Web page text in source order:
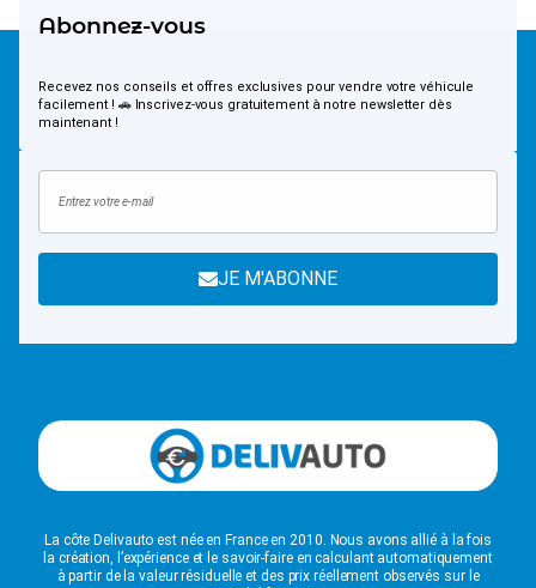
Abonnez-vous
Recevez nos conseils et offres exclusives pour vendre votre véhicule
facilement ! 🚗 Inscrivez-vous gratuitement à notre newsletter dès
maintenant !
JE M'ABONNE
La côte Delivauto est née en France en 2010. Nous avons allié à la fois
la création, l’expérience et le savoir-faire en calculant automatiquement
à partir de la valeur résiduelle et des prix réellement observés sur le